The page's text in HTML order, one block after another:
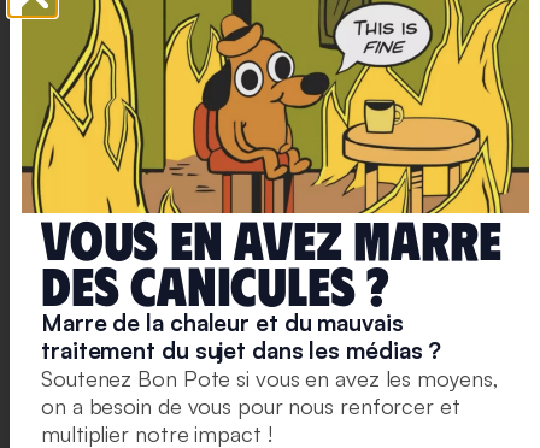
principe que la personne découvre le sujet,
tout comme les personnes qui voient ou
verront cet échange.
Enfin, les arguments ou faits qui ont
provoqué le changement chez une
personne ou chez vous ne seront peut-être
pas les bons, ou n’auront pas la même
chance d’interpeller une autre personne.
Tout le monde a une sensibilité différente,
un parcours différent.
Un mot de la rédaction de Bon Pote
Vous en avez marre
deS caniculeS ?
Marre de la chaleur et du mauvais
traitement du sujet dans les médias ?
Soutenez Bon Pote si vous en avez les moyens,
on a besoin de vous pour nous renforcer et
multiplier notre impact !